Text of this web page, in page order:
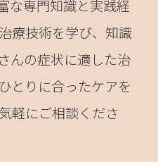
な専門知識と実践経
療技術を学び、知識
んの症状に適した治
とりに合ったケアを
軽にご相談くださ